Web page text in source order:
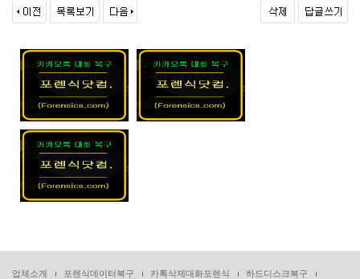
업체소개 포렌식데이터복구 카톡삭제대화포렌식 하드디스크복구